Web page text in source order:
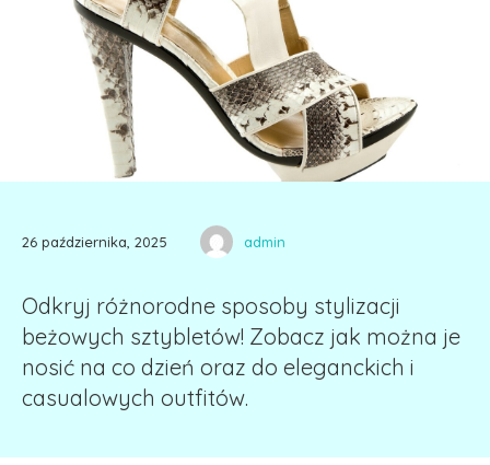
26 października, 2025 admin
Odkryj różnorodne sposoby stylizacji
beżowych sztybletów! Zobacz jak można je
nosić na co dzień oraz do eleganckich i
casualowych outfitów.